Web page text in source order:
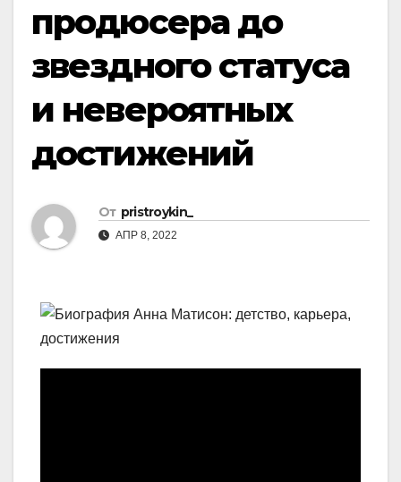
продюсера до
звездного статуса
и невероятных
достижений
От pristroykin_
АПР 8, 2022